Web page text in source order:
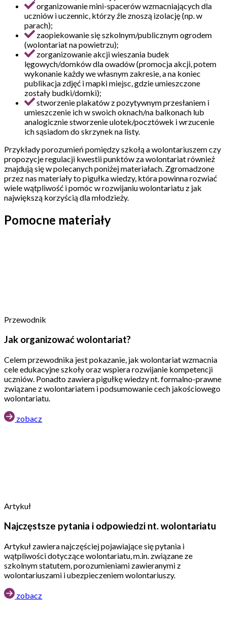
organizowanie mini-spacerów wzmacniających dla
uczniów i uczennic, którzy źle znoszą izolację (np. w
parach);
zaopiekowanie się szkolnym/publicznym ogrodem
(wolontariat na powietrzu);
zorganizowanie akcji wieszania budek
lęgowych/domków dla owadów (promocja akcji, potem
wykonanie każdy we własnym zakresie, a na koniec
publikacja zdjęć i mapki miejsc, gdzie umieszczone
zostały budki/domki);
stworzenie plakatów z pozytywnym przesłaniem i
umieszczenie ich w swoich oknach/na balkonach lub
analogicznie stworzenie ulotek/pocztówek i wrzucenie
ich sąsiadom do skrzynek na listy.
Przykłady porozumień pomiędzy szkołą a wolontariuszem czy
propozycje regulacji kwestii punktów za wolontariat również
znajdują się w polecanych poniżej materiałach. Zgromadzone
przez nas materiały to pigułka wiedzy, która powinna rozwiać
wiele wątpliwość i pomóc w rozwijaniu wolontariatu z jak
największą korzyścią dla młodzieży.
Pomocne materiały
Przewodnik
Jak organizować wolontariat?
Celem przewodnika jest pokazanie, jak wolontariat wzmacnia
cele edukacyjne szkoły oraz wspiera rozwijanie kompetencji
uczniów. Ponadto zawiera pigułkę wiedzy nt. formalno-prawne
związane z wolontariatem i podsumowanie cech jakościowego
wolontariatu.
zobacz
Artykuł
Najczęstsze pytania i odpowiedzi nt. wolontariatu
Artykuł zawiera najczęściej pojawiające się pytania i
wątpliwości dotyczące wolontariatu, m.in. związane ze
szkolnym statutem, porozumieniami zawieranymi z
wolontariuszami i ubezpieczeniem wolontariuszy.
zobacz